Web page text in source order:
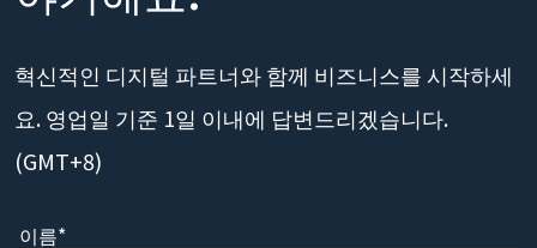
혁신적인 디지털 파트너와 함께 비즈니스를 시작하세
요. 영업일 기준 1일 이내에 답변드리겠습니다.
(GMT+8)
이름*